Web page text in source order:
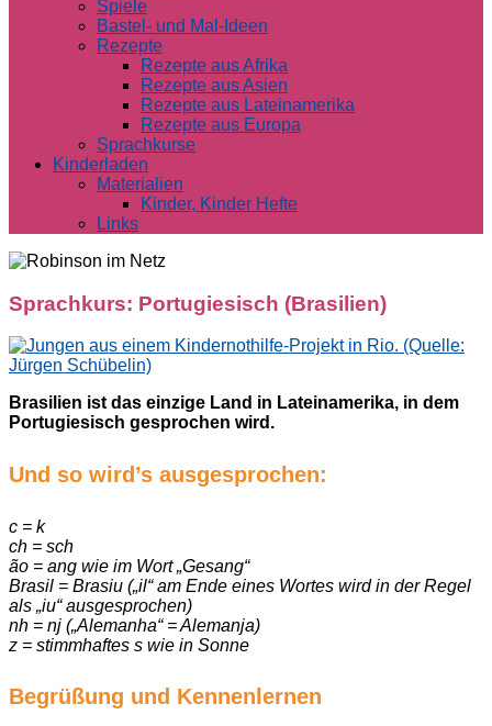
Spiele
Bastel- und Mal-Ideen
Rezepte
Rezepte aus Afrika
Rezepte aus Asien
Rezepte aus Lateinamerika
Rezepte aus Europa
Sprachkurse
Kinderladen
Materialien
Kinder, Kinder Hefte
Links
Sprachkurs: Portugiesisch (Brasilien)
Brasilien ist das einzige Land in Lateinamerika, in dem
Portugiesisch gesprochen wird.
Und so wird’s ausgesprochen:
c = k
ch = sch
ão = ang wie im Wort „Gesang“
Brasil = Brasiu („il“ am Ende eines Wortes wird in der Regel
als „iu“ ausgesprochen)
nh = nj („Alemanha“ = Alemanja)
z = stimmhaftes s wie in Sonne
Begrüßung und Kennenlernen